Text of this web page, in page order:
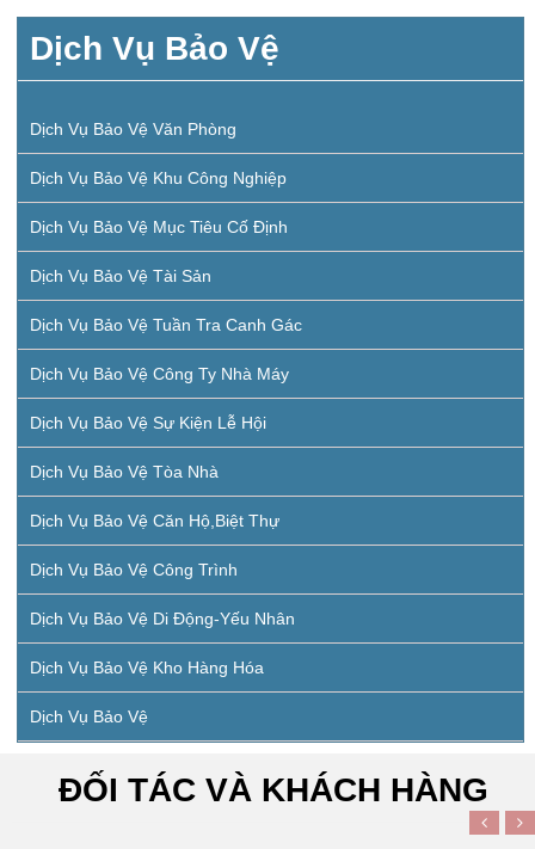
Dịch Vụ Bảo Vệ
Dịch Vụ Bảo Vệ Văn Phòng
Dịch Vụ Bảo Vệ Khu Công Nghiệp
Dịch Vụ Bảo Vệ Mục Tiêu Cố Định
Dịch Vụ Bảo Vệ Tài Sản
Dịch Vụ Bảo Vệ Tuần Tra Canh Gác
Dịch Vụ Bảo Vệ Công Ty Nhà Máy
Dịch Vụ Bảo Vệ Sự Kiện Lễ Hội
Dịch Vụ Bảo Vệ Tòa Nhà
Dịch Vụ Bảo Vệ Căn Hộ,biệt Thự
Dịch Vụ Bảo Vệ Công Trình
Dịch Vụ Bảo Vệ Di Động-Yếu Nhân
Dịch Vụ Bảo Vệ Kho Hàng Hóa
Dịch Vụ Bảo Vệ
ĐỐI TÁC VÀ KHÁCH HÀNG